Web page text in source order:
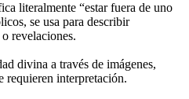
literalmente “estar fuera de uno
se usa para describir
revelaciones.
divina a través de imágenes,
requieren interpretación.